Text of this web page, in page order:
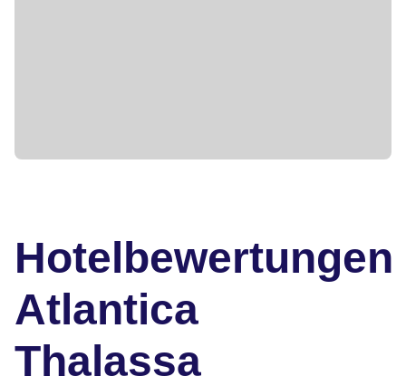
Hotelbewertungen
Atlantica
Thalassa